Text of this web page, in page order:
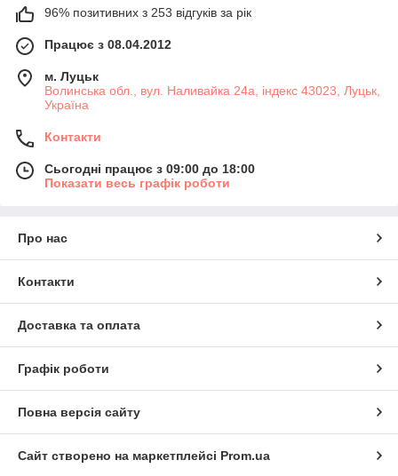
96% позитивних з 253 відгуків за рік
Працює з 08.04.2012
м. Луцьк
Волинська обл., вул. Наливайка 24а, індекс 43023, Луцьк,
Україна
Контакти
Сьогодні працює з 09:00 до 18:00
Показати весь графік роботи
Про нас
Контакти
Доставка та оплата
Графік роботи
Повна версія сайту
Сайт створено на маркетплейсі Prom.ua